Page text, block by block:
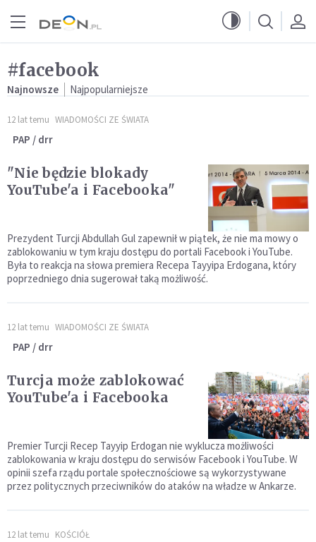
#facebook
Najnowsze Najpopularniejsze
12 lat temu WIADOMOŚCI ZE ŚWIATA
PAP / drr
"Nie będzie blokady
YouTube'a i Facebooka"
Prezydent Turcji Abdullah Gul zapewnił w piątek, że nie ma mowy o
zablokowaniu w tym kraju dostępu do portali Facebook i YouTube.
Była to reakcja na słowa premiera Recepa Tayyipa Erdogana, który
poprzedniego dnia sugerował taką możliwość.
12 lat temu WIADOMOŚCI ZE ŚWIATA
PAP / drr
Turcja może zablokować
YouTube'a i Facebooka
Premier Turcji Recep Tayyip Erdogan nie wyklucza możliwości
zablokowania w kraju dostępu do serwisów Facebook i YouTube. W
opinii szefa rządu portale społecznościowe są wykorzystywane
przez politycznych przeciwników do ataków na władze w Ankarze.
12 lat temu KOŚCIÓŁ